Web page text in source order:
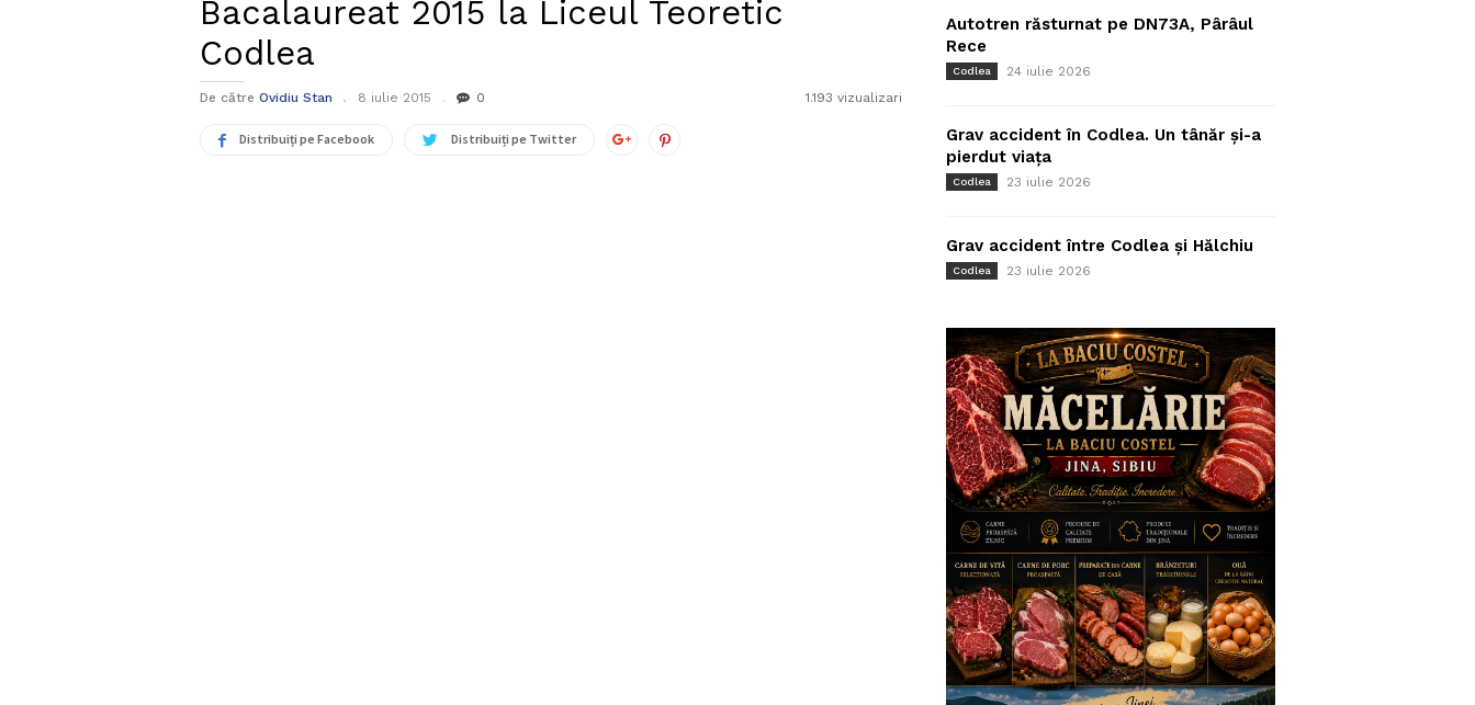
Bacalaureat 2015 la Liceul Teoretic
Codlea
De către Ovidiu Stan 8 iulie 2015 0 1.193 vizualizari
Distribuiți pe Facebook Distribuiți pe Twitter
Autotren răsturnat pe DN73A, Pârâul
Rece
Codlea 24 iulie 2026
Grav accident în Codlea. Un tânăr și-a
pierdut viața
Codlea 23 iulie 2026
Grav accident între Codlea și Hălchiu
Codlea 23 iulie 2026